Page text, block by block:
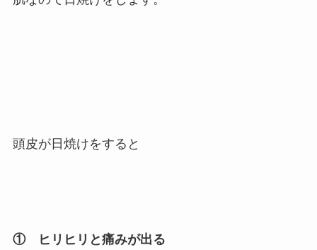
頭皮が日焼けをすると
① ヒリヒリと痛みが出る